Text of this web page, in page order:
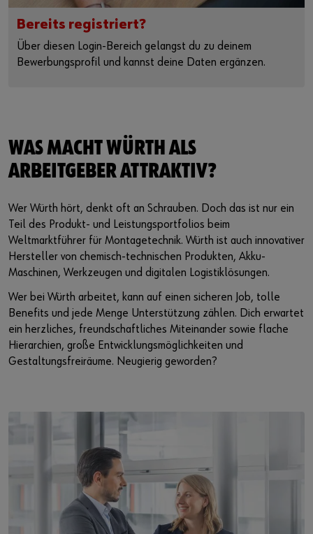
Bereits registriert?
Über diesen Login-Bereich gelangst du zu deinem
Bewerbungsprofil und kannst deine Daten ergänzen.
WAS MACHT WÜRTH ALS
ARBEITGEBER ATTRAKTIV?
Wer Würth hört, denkt oft an Schrauben. Doch das ist nur ein
Teil des Produkt- und Leistungsportfolios beim
Weltmarktführer für Montagetechnik. Würth ist auch innovativer
Hersteller von chemisch-technischen Produkten, Akku-
Maschinen, Werkzeugen und digitalen Logistiklösungen.
Wer bei Würth arbeitet, kann auf einen sicheren Job, tolle
Benefits und jede Menge Unterstützung zählen. Dich erwartet
ein herzliches, freundschaftliches Miteinander sowie flache
Hierarchien, große Entwicklungsmöglichkeiten und
Gestaltungsfreiräume. Neugierig geworden?